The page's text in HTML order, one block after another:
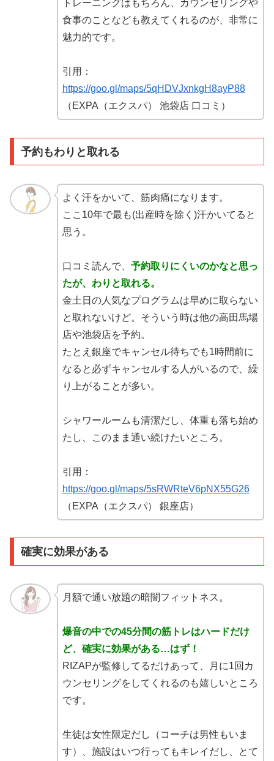
トレーニングはもちろん、カウンセリングや
食事のことなども教えてくれるのが、非常に
魅力的です。
引用：
https://goo.gl/maps/5qHDVJxnkgH8ayP88
（EXPA（エクスパ） 池袋店 口コミ）
予約もわりと取れる
よく汗をかいて、筋肉痛になります。
ここ10年で最も(出産時を除く)汗かいてると
思う。
口コミ読んで、 予約取りにくいのかなと思っ
たが、わりと取れる。
金土日の人気なプログラムは早めに取らない
と取れないけど。そういう時は他の高田馬場
店や池袋店を予約。
たとえ銀座でキャンセル待ちでも1時間前に
なると必ずキャンセルする人がいるので、繰
り上がることが多い。
シャワールームも清潔だし、体重も落ち始め
たし、このまま通い続けたいところ。
引用：
https://goo.gl/maps/5sRWRteV6pNX55G26
（EXPA（エクスパ） 銀座店）
確実に効果がある
月額で通い放題の暗闇フィットネス。
爆音の中での45分間の筋トレはハードだけ
ど、確実に効果がある…はず！
RIZAPが監修してるだけあって、月に1回カ
ウンセリングをしてくれるのも嬉しいところ
です。
生徒は女性限定だし（コーチは男性もいま
す）、施設はいつ行ってもキレイだし、とて